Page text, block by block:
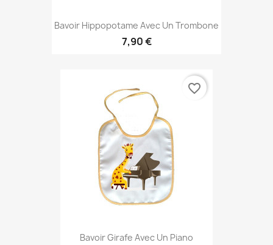
Bavoir Hippopotame Avec Un Trombone
7,90 €
Bavoir Girafe Avec Un Piano
favorite_border